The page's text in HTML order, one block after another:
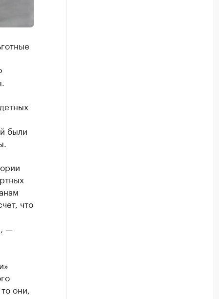
были
что
—
они,